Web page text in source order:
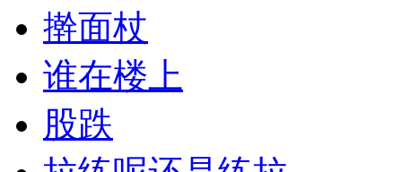
擀面杖
谁在楼上
股跌